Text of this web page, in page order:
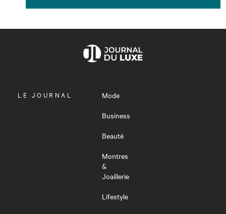
OUVRIR
LE JOURNAL
Mode
Business
Beauté
Montres
&
Joaillerie
Lifestyle